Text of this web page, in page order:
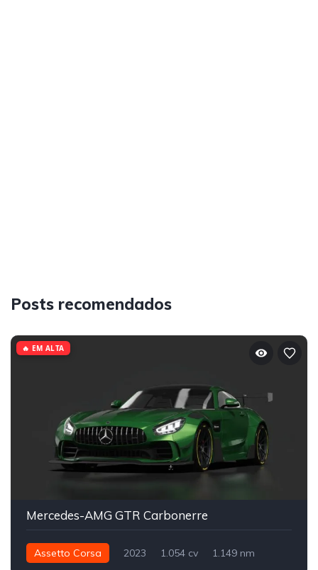
Posts recomendados
Mercedes-AMG GTR Carbonerre
Assetto Corsa 2023 1.054 cv
1.149 nm
🔥 EM ALTA